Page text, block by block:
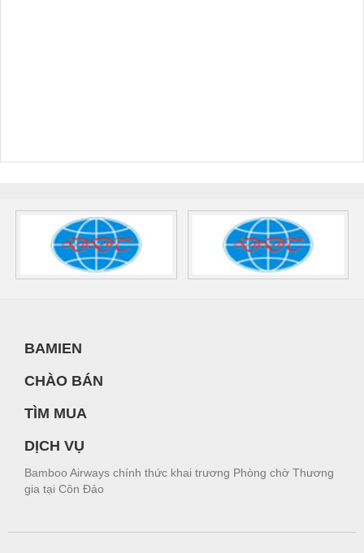
BAMIEN
CHÀO BÁN
TÌM MUA
DỊCH VỤ
Bamboo Airways chính thức khai trương Phòng chờ Thương
gia tại Côn Đảo